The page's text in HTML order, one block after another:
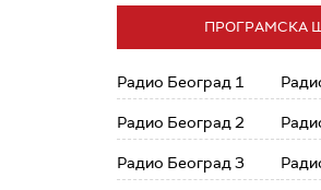
ПРОГРАМСКА
Радио Београд 1
Радио Београд 2
Радио Београд 3